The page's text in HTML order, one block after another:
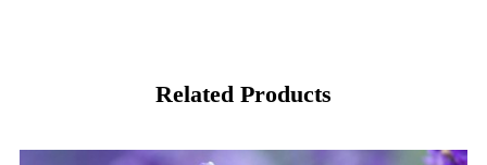
Related Products